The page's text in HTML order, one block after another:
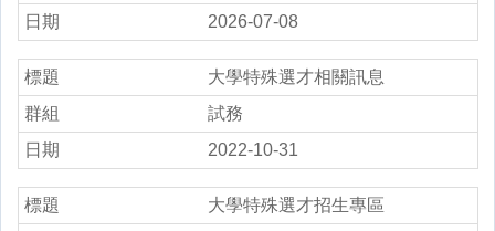
2026-07-08
大學特殊選才相關訊息
試務
2022-10-31
大學特殊選才招生專區